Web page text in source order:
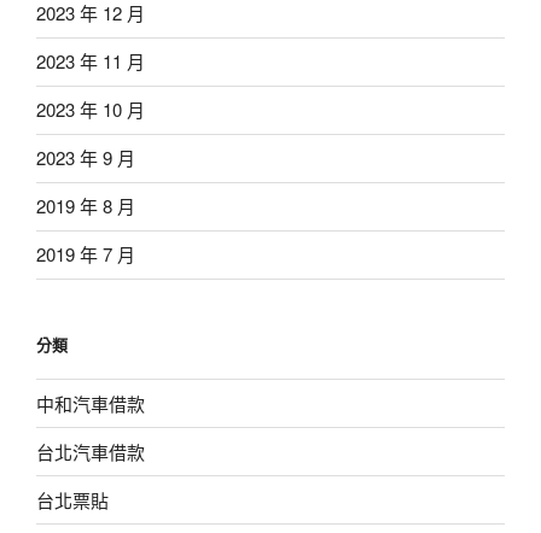
2023 年 12 月
2023 年 11 月
2023 年 10 月
2023 年 9 月
2019 年 8 月
2019 年 7 月
分類
中和汽車借款
台北汽車借款
台北票貼